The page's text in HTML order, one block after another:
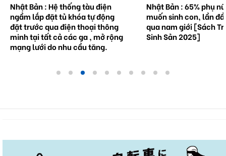
Nhật Bản : Hệ thống tàu điện
ngầm lắp đặt tủ khóa tự động
đặt trước qua điện thoại thông
minh tại tất cả các ga , mở rộng
mạng lưới do nhu cầu tăng.
Nhật Bản : 65% phụ
muốn sinh con, lần
qua nam giới [Sách
Sinh Sản 2025]